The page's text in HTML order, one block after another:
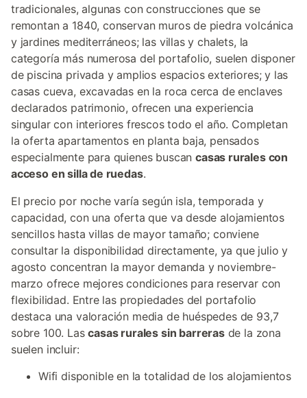
tradicionales, algunas con construcciones que se
remontan a 1840, conservan muros de piedra volcánica
y jardines mediterráneos; las villas y chalets, la
categoría más numerosa del portafolio, suelen disponer
de piscina privada y amplios espacios exteriores; y las
casas cueva, excavadas en la roca cerca de enclaves
declarados patrimonio, ofrecen una experiencia
singular con interiores frescos todo el año. Completan
la oferta apartamentos en planta baja, pensados
especialmente para quienes buscancasas rurales con
acceso en silla de ruedas.
El precio por noche varía según isla, temporada y
capacidad, con una oferta que va desde alojamientos
sencillos hasta villas de mayor tamaño; conviene
consultar la disponibilidad directamente, ya que julio y
agosto concentran la mayor demanda y noviembre-
marzo ofrece mejores condiciones para reservar con
flexibilidad. Entre las propiedades del portafolio
destaca una valoración media de huéspedes de 93,7
sobre 100. Lascasas rurales sin barrerasde la zona
suelen incluir:
Wifi disponible en la totalidad de los alojamientos